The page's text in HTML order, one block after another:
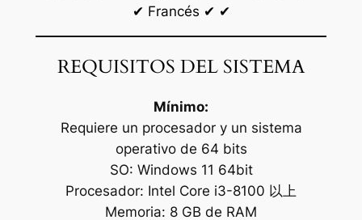
✔ Francés ✔ ✔
REQUISITOS DEL SISTEMA
Mínimo:
Requiere un procesador y un sistema
operativo de 64 bits
SO: Windows 11 64bit
Procesador: Intel Core i3-8100 以上
Memoria: 8 GB de RAM